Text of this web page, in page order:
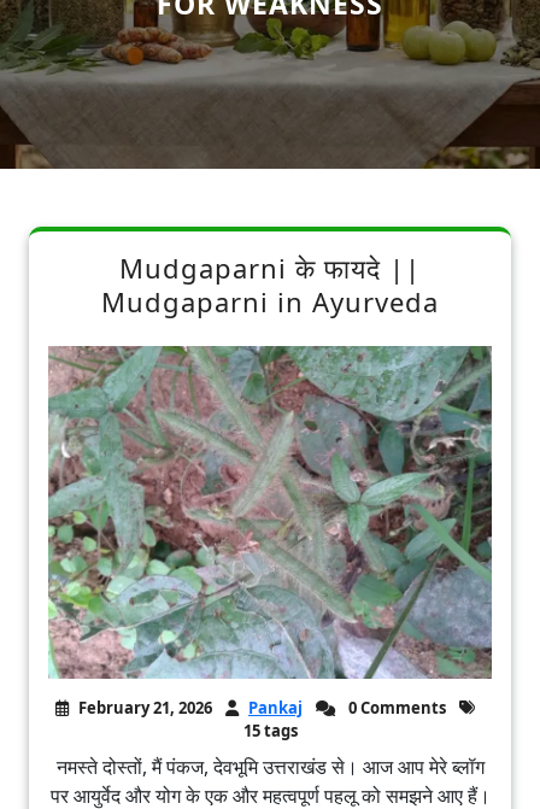
Mudgaparni के फायदे ||
Mudgaparni in Ayurveda
February 21, 2026 Pankaj
0 Comments
15 tags
नमस्ते दोस्तों, मैं पंकज, देवभूमि उत्तराखंड से। आज आप मेरे ब्लॉग
पर आयुर्वेद और योग के एक और महत्वपूर्ण पहलू को समझने आए हैं।